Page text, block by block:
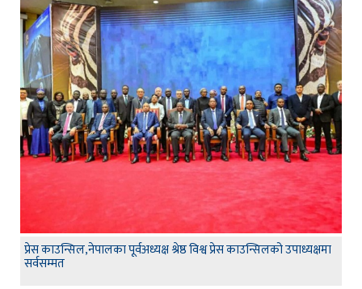
प्रेस काउन्सिल,नेपालका पूर्वअध्यक्ष श्रेष्ठ विश्व प्रेस काउन्सिलको उपाध्यक्षमा
सर्वसम्मत